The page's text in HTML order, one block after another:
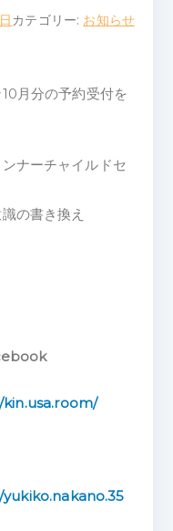
カテゴリー: お知らせ
月分の予約受付を
ナーチャイルドセ
識の書き換え